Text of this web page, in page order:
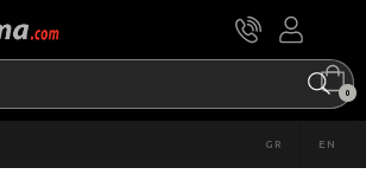
0
GR EN